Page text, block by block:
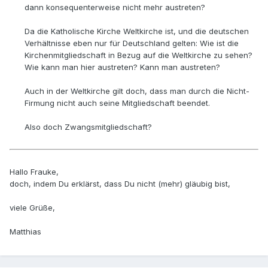
dann konsequenterweise nicht mehr austreten?
Da die Katholische Kirche Weltkirche ist, und die deutschen
Verhältnisse eben nur für Deutschland gelten: Wie ist die
Kirchenmitgliedschaft in Bezug auf die Weltkirche zu sehen?
Wie kann man hier austreten? Kann man austreten?
Auch in der Weltkirche gilt doch, dass man durch die Nicht-
Firmung nicht auch seine Mitgliedschaft beendet.
Also doch Zwangsmitgliedschaft?
Hallo Frauke,
doch, indem Du erklärst, dass Du nicht (mehr) gläubig bist,
viele Grüße,
Matthias